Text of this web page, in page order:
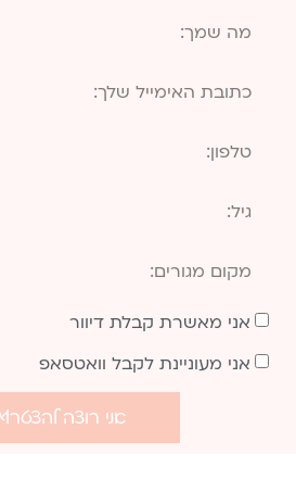
אני מאשרת קבלת דיוור
אני מעוניינת לקבל וואטסאפ
אני רוצה להצטרף